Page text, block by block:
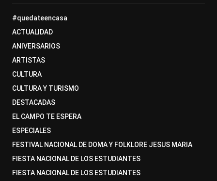
#quedateencasa
ACTUALIDAD
ANIVERSARIOS
ARTISTAS
CULTURA
CULTURA Y TURISMO
DESTACADAS
EL CAMPO TE ESPERA
ESPECIALES
FESTIVAL NACIONAL DE DOMA Y FOLKLORE JESUS MARIA
FIESTA NACIONAL DE LOS ESTUDIANTES
FIESTA NACIONAL DE LOS ESTUDIANTES